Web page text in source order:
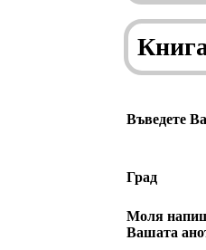
Въведете
Град
Моля
Вашата